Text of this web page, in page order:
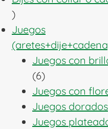
7
productos
Juegos
Juegos con
66
productos
Juegos con
Juegos dorados
Juegos